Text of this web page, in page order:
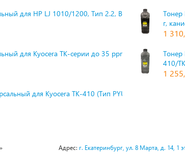
для HP LJ 1010/1200, Тип 2.2, Bk,
Тонер
г,
1
для Kyocera TK-серии до 35 ppm,
Тонер
410/
1
для Kyocera TK-410 (Тип PYU
Адрес: г. Екатеринбург, ул. 8 Марта, д. 14, 1